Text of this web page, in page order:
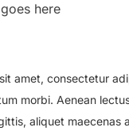
here
amet, consectetur
morbi. Aenean
aliquet maecenas